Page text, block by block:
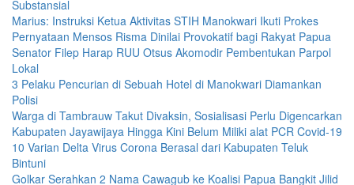
Substansial
Marius: Instruksi Ketua Aktivitas STIH Manokwari Ikuti Prokes
Pernyataan Mensos Risma Dinilai Provokatif bagi Rakyat Papua
Senator Filep Harap RUU Otsus Akomodir Pembentukan Parpol
Lokal
3 Pelaku Pencurian di Sebuah Hotel di Manokwari Diamankan
Polisi
Warga di Tambrauw Takut Divaksin, Sosialisasi Perlu Digencarkan
Kabupaten Jayawijaya Hingga Kini Belum Miliki alat PCR Covid-19
10 Varian Delta Virus Corona Berasal dari Kabupaten Teluk
Bintuni
Golkar Serahkan 2 Nama Cawagub ke Koalisi Papua Bangkit Jilid